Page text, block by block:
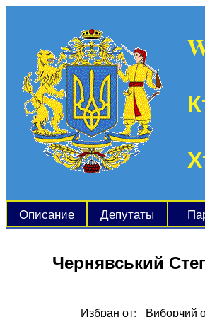
Описание Депутаты
Чернявський
Избран от:
Виборчий